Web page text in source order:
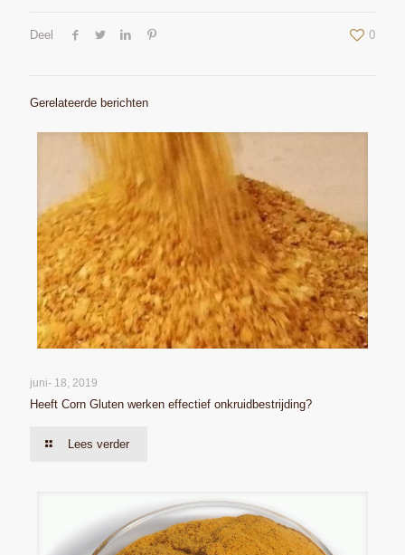
Deel 0
Gerelateerde berichten
juni- 18, 2019
Heeft Corn Gluten werken effectief onkruidbestrijding?
Lees verder